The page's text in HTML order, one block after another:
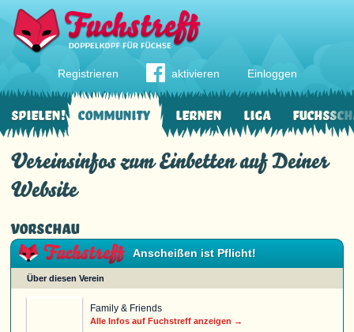
Registrieren aktivieren Einloggen
Community Lernen Liga
Spielen!
Vereinsinfos zum Einbetten auf Deiner
Website
Vorschau
Anscheißen ist Pflicht!
Über diesen Verein
Family & Friends
Alle Infos auf Fuchstreff anzeigen →